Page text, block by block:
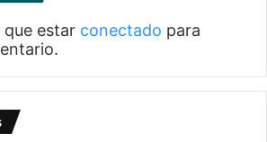
estar conectado para